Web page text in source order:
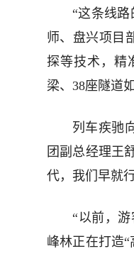
“这条线路
师、盘兴项目
探等技术，精
梁、38座隧道
列车疾驰
团副总经理王
代，我们早就
“以前，
峰林正在打造